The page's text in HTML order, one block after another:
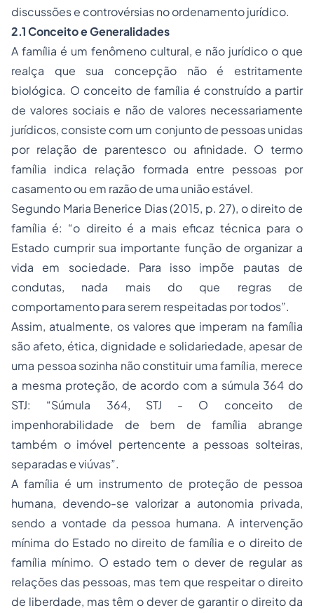
discussões e controvérsias no ordenamento jurídico.
2.1Conceito e Generalidades
A família é um fenômeno cultural, e não jurídico o que
realça que sua concepção não é estritamente
biológica. O conceito de família é construído a partir
de valores sociais e não de valores necessariamente
jurídicos, consiste com um conjunto de pessoas unidas
por relação de parentesco ou afinidade. O termo
família indica relação formada entre pessoas por
casamento ou em razão de uma união estável.
Segundo Maria Benerice Dias (2015, p. 27), o direito de
família é: “o direito é a mais eficaz técnica para o
Estado cumprir sua importante função de organizar a
vida em sociedade. Para isso impõe pautas de
condutas, nada mais do que regras de
comportamento para serem respeitadas por todos”.
Assim, atualmente, os valores que imperam na família
são afeto, ética, dignidade e solidariedade, apesar de
uma pessoa sozinha não constituir uma família, merece
a mesma proteção, de acordo com a súmula 364 do
STJ: “Súmula 364, STJ - O conceito de
impenhorabilidade de bem de família abrange
também o imóvel pertencente a pessoas solteiras,
separadas e viúvas”.
A família é um instrumento de proteção de pessoa
humana, devendo-se valorizar a autonomia privada,
sendo a vontade da pessoa humana. A intervenção
mínima do Estado no direito de família e o direito de
família mínimo. O estado tem o dever de regular as
relações das pessoas, mas tem que respeitar o direito
de liberdade, mas têm o dever de garantir o direito da